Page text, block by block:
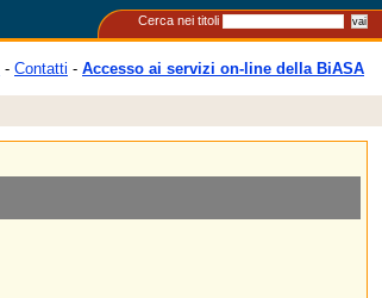
Cerca nei titoli
- Contatti - Accesso ai servizi on-line della BiASA